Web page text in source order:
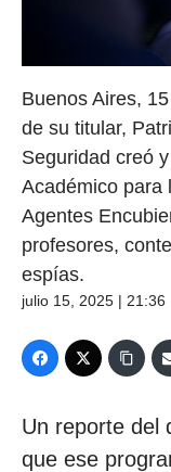
Buenos Aires,
de su titular,
Seguridad creó
Académico para
Agentes
profesores,
espías.
julio 15, 2025 | 21:36
Un reporte del
que ese